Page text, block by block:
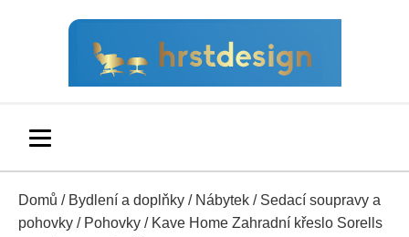
Domů / Bydlení a doplňky / Nábytek / Sedací soupravy a
pohovky / Pohovky / Kave Home Zahradní křeslo Sorells